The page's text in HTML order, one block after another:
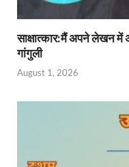
साक्षात्कार:मैं अपने लेखन में
गांगुली
August 1, 2026